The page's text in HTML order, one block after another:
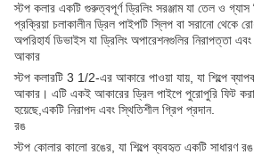
স্টপ কলার একটি গুরুত্বপূর্ণ ড্রিলিং সরঞ্জাম যা তেল ও গ্যাস
প্রক্রিয়া চলাকালীন ড্রিল পাইপটি স্লিপ বা সরানো
অপরিহার্য ডিভাইস যা ড্রিলিং অপারেশনগুলির নিরাপত্তা এবং
আকার
স্টপ কলারটি 3 1/2-এর আকারে পাওয়া যায়, যা শিল্পে
আকার। এটি একই আকারের ড্রিল পাইপে পুরোপুরি ফিট
হয়েছে,একটি নিরাপদ এবং স্থিতিশীল গ্রিপ প্রদান.
রঙ
স্টপ কোলার কালো রঙের, যা শিল্পে ব্যবহৃত একটি সাধারণ